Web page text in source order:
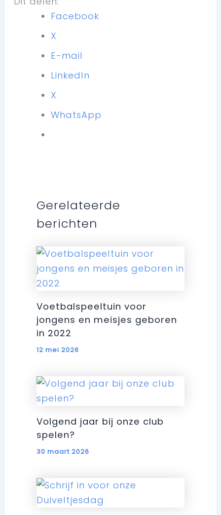
Facebook
X
E-mail
LinkedIn
X
WhatsApp
Gerelateerde
berichten
Voetbalspeeltuin voor
jongens en meisjes geboren
in 2022
12 mei 2026
Volgend jaar bij onze club
spelen?
30 maart 2026